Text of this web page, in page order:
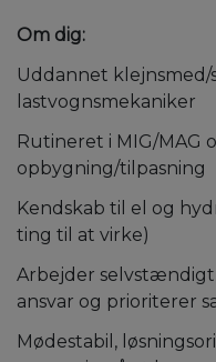
Om dig:
Uddannet klejnsmed/
lastvognsmekaniker
Rutineret i MIG/MAG
opbygning/tilpasning
Kendskab til el og
ting til at virke)
Arbejder
ansvar og prioriterer
Mødestabil,